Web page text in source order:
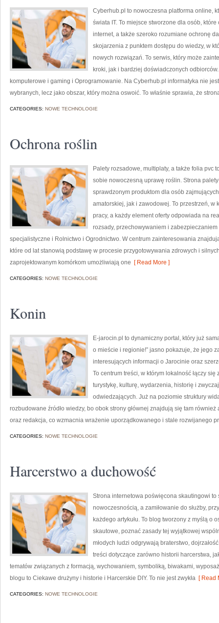
Cyberhub.pl to nowoczesna platforma online,
świata IT. To miejsce stworzone dla osób,
internet, a także szeroko rozumiane ochronę
skojarzenia z punktem dostępu do wiedzy, w
nowych rozwiązań. To serwis, który może
kroki, jak i bardziej doświadczonych
komputerowe i gaming i Oprogramowanie. Na Cyberhub.pl informatyka nie
wybranych, lecz jako obszar, który można oswoić. To właśnie sprawia, że
CATEGORIES: NOWE TECHNOLOGIE
Ochrona roślin
Palety rozsadowe, multiplaty, a także folia pvc
sobie nowoczesną uprawę roślin. Strona
sprawdzonym produktom dla osób
amatorskiej, jak i zawodowej. To przestrzeń, w
pracy, a każdy element oferty odpowiada na
rozsady, przechowywaniem i
specjalistyczne i Rolnictwo i Ogrodnictwo. W centrum zainteresowania
które od lat stanowią podstawę w procesie przygotowywania zdrowych i
zaprojektowanym komórkom umożliwiają one [ Read More ]
CATEGORIES: NOWE TECHNOLOGIE
Konin
E-jarocin.pl to dynamiczny portal, który już
o mieście i regionie!” jasno pokazuje, że jego
interesujących informacji o Jarocinie oraz
To centrum treści, w którym lokalność łączy
turystykę, kulturę, wydarzenia, historię i
odwiedzających. Już na poziomie struktury
rozbudowane źródło wiedzy, bo obok strony głównej znajdują się tam
oraz redakcja, co wzmacnia wrażenie uporządkowanego i stale rozwijanego
CATEGORIES: NOWE TECHNOLOGIE
Harcerstwo a duchowość
Strona internetowa poświęcona skautingowi
nowoczesnością, a zamiłowanie do służby,
każdego artykułu. To blog tworzony z myślą o
skautowe, poznać zasady tej wyjątkowej
młodych ludzi odgrywają braterstwo,
treści dotyczące zarówno historii harcerstwa,
tematów związanych z formacją, wychowaniem, symboliką, biwakami,
blogu to Ciekawe drużyny i historie i Harcerskie DIY. To nie jest zwykła [ Read
CATEGORIES: NOWE TECHNOLOGIE